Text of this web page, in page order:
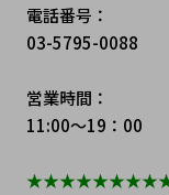
電話番号：
03-5795-0088
営業時間：
11:00～19：00